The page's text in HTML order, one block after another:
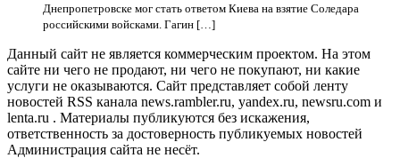
Днепропетровске мог стать ответом Киева на взятие Соледара
российскими войсками. Гагин […]
Данный сайт не является коммерческим проектом. На этом
сайте ни чего не продают, ни чего не покупают, ни какие
услуги не оказываются. Сайт представляет собой ленту
новостей RSS канала news.rambler.ru, yandex.ru, newsru.com и
lenta.ru . Материалы публикуются без искажения,
ответственность за достоверность публикуемых новостей
Администрация сайта не несёт.